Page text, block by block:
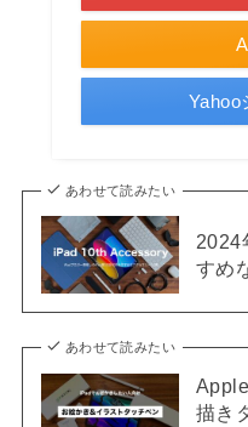
Yahoo
あわせて読みたい
2024
すめ
あわせて読みたい
描き